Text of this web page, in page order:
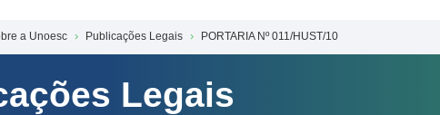
a Unoesc Publicações Legais PORTARIA Nº 011/HUST/10
Legais